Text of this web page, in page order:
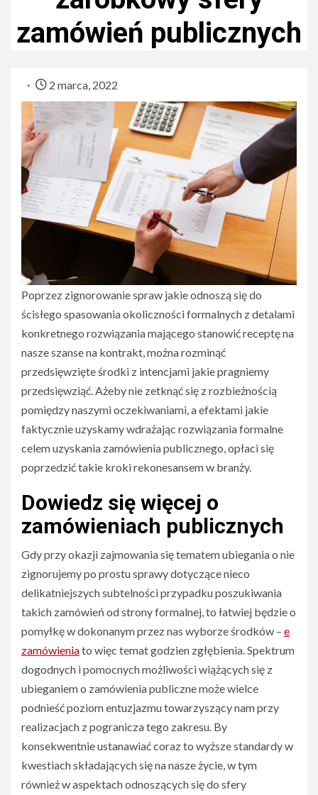
zamówień publicznych
2 marca, 2022
Poprzez zignorowanie spraw jakie odnoszą się do
ścisłego spasowania okoliczności formalnych z detalami
konkretnego rozwiązania mającego stanowić receptę na
nasze szanse na kontrakt, można rozminąć
przedsięwzięte środki z intencjami jakie pragniemy
przedsięwziąć. Ażeby nie zetknąć się z rozbieżnością
pomiędzy naszymi oczekiwaniami, a efektami jakie
faktycznie uzyskamy wdrażając rozwiązania formalne
celem uzyskania zamówienia publicznego, opłaci się
poprzedzić takie kroki rekonesansem w branży.
Dowiedz się więcej o
zamówieniach publicznych
Gdy przy okazji zajmowania się tematem ubiegania o nie
zignorujemy po prostu sprawy dotyczące nieco
delikatniejszych subtelności przypadku poszukiwania
takich zamówień od strony formalnej, to łatwiej będzie o
pomyłkę w dokonanym przez nas wyborze środków – e
zamówieniato więc temat godzien zgłębienia. Spektrum
dogodnych i pomocnych możliwości wiążących się z
ubieganiem o zamówienia publiczne może wielce
podnieść poziom entuzjazmu towarzyszący nam przy
realizacjach z pogranicza tego zakresu. By
konsekwentnie ustanawiać coraz to wyższe standardy w
kwestiach składających się na nasze życie, w tym
również w aspektach odnoszących się do sfery